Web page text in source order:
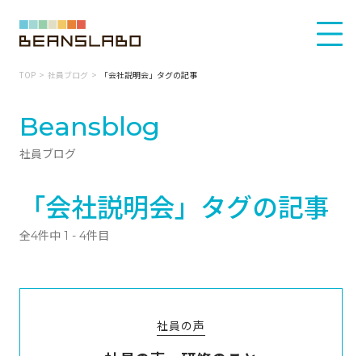
TOP 社員ブログ 「会社説明会」タグの記事
Beansblog
社員ブログ
「会社説明会」タグの記事
全4件中 1 - 4件目
社員の声